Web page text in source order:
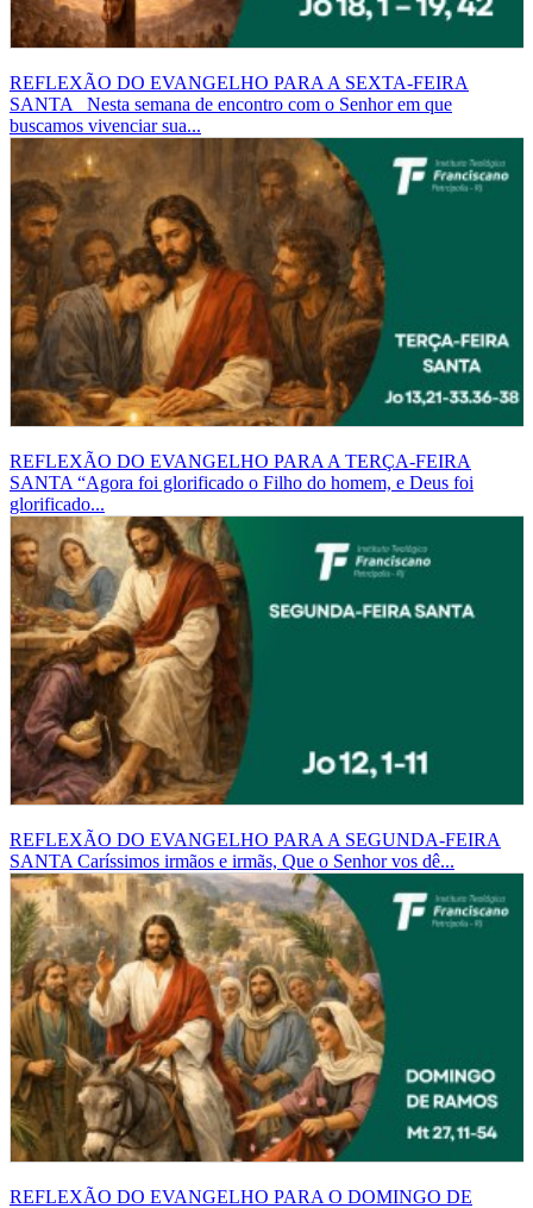
REFLEXÃO DO EVANGELHO PARA A SEXTA-FEIRA
SANTA
Nesta semana de encontro com o Senhor em que
buscamos vivenciar sua...
REFLEXÃO DO EVANGELHO PARA A TERÇA-FEIRA
SANTA “Agora foi glorificado o Filho do homem, e Deus foi
glorificado...
REFLEXÃO DO EVANGELHO PARA A SEGUNDA-FEIRA
SANTA Caríssimos irmãos e irmãs, Que o Senhor vos dê...
REFLEXÃO DO EVANGELHO PARA O DOMINGO DE